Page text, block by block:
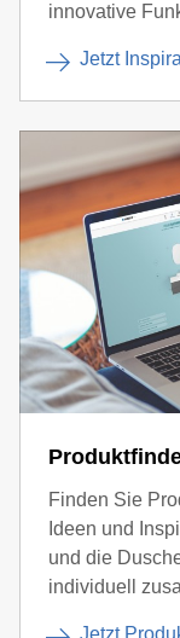
innovative
Jetzt
Finden Sie
Ideen und
und die
individuell
Jetzt